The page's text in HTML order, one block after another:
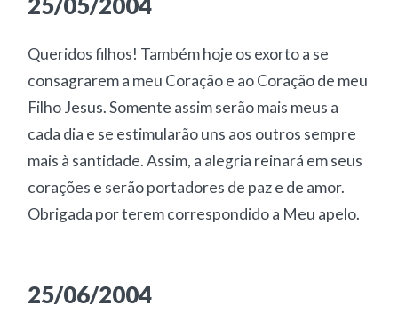
Queridos filhos! Também hoje os exorto a se
consagrarem a meu Coração e ao Coração de meu
Filho Jesus. Somente assim serão mais meus a
cada dia e se estimularão uns aos outros sempre
mais à santidade. Assim, a alegria reinará em seus
corações e serão portadores de paz e de amor.
Obrigada por terem correspondido a Meu apelo.
25/06/2004